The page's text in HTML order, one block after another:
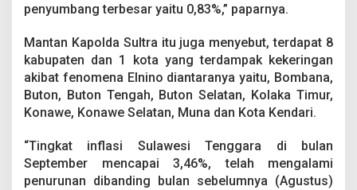
penyumbang terbesar yaitu 0,83%,” paparnya.
Mantan Kapolda Sultra itu juga menyebut, terdapat 8
kabupaten dan 1 kota yang terdampak kekeringan
akibat fenomena Elnino diantaranya yaitu, Bombana,
Buton, Buton Tengah, Buton Selatan, Kolaka Timur,
Konawe, Konawe Selatan, Muna dan Kota Kendari.
“Tingkat inflasi Sulawesi Tenggara di bulan
September mencapai 3,46%, telah mengalami
penurunan dibanding bulan sebelumnya (Agustus)